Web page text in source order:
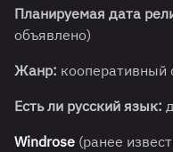
Планируемая дата
объявлено)
Жанр: кооперативный
Есть ли русский язык:
Windrose (ранее